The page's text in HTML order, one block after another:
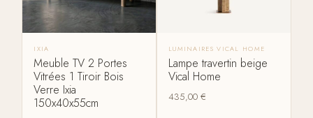
IXIA
Meuble TV 2 Portes
Vitrées 1 Tiroir Bois
Verre Ixia
150x40x55cm
LUMINAIRES VICAL HOME
Lampe travertin beige
Vical Home
435,00 €